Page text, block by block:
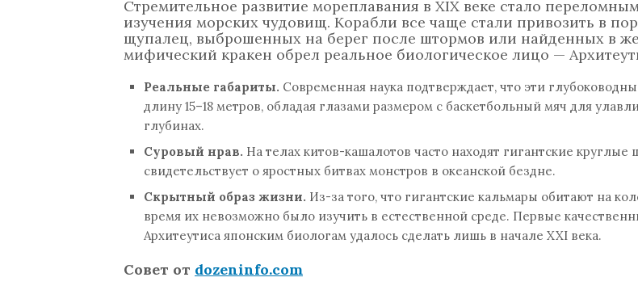
Стремительное развитие мореплавания в XIX веке стало
изучения морских чудовищ. Корабли все чаще стали привозить в
щупалец, выброшенных на берег после штормов или найденных в
мифический кракен обрел реальное биологическое лицо —
Реальные габариты. Современная наука подтверждает, что эти
длину 15–18 метров, обладая глазами размером с баскетбольный мяч для
глубинах.
Суровый нрав. На телах китов-кашалотов часто находят гигантские круглые
свидетельствует о яростных битвах монстров в океанской бездне.
Скрытный образ жизни. Из-за того, что гигантские кальмары обитают на
время их невозможно было изучить в естественной среде. Первые
Архитеутиса японским биологам удалось сделать лишь в начале XXI века.
Совет от dozeninfo.com